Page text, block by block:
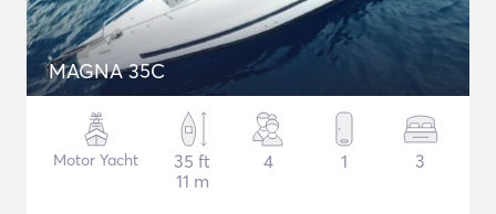
MAGNA 35C
Motor Yacht
35 ft
11 m
4 1 3